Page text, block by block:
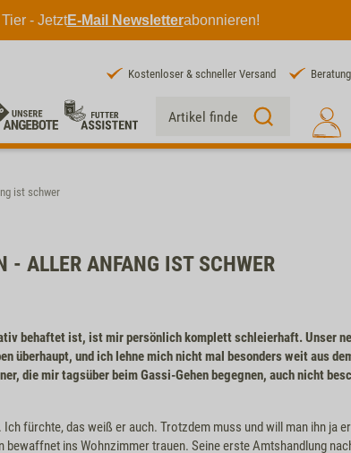
- JetztE-Mail Newsletterabonnieren!
Kostenloser & schneller Versand
Suche 1
ist schwer
- ALLER ANFANG IST SCHWER
behaftet ist, ist mir persönlich komplett schleierhaft. Unser
überhaupt, und ich lehne mich nicht mal besonders weit aus
die mir tagsüber beim Gassi-Gehen begegnen, auch nicht
fürchte, das weiß er auch. Trotzdem muss und will man ihn ja
ins Wohnzimmer trauen. Seine erste Amtshandlung